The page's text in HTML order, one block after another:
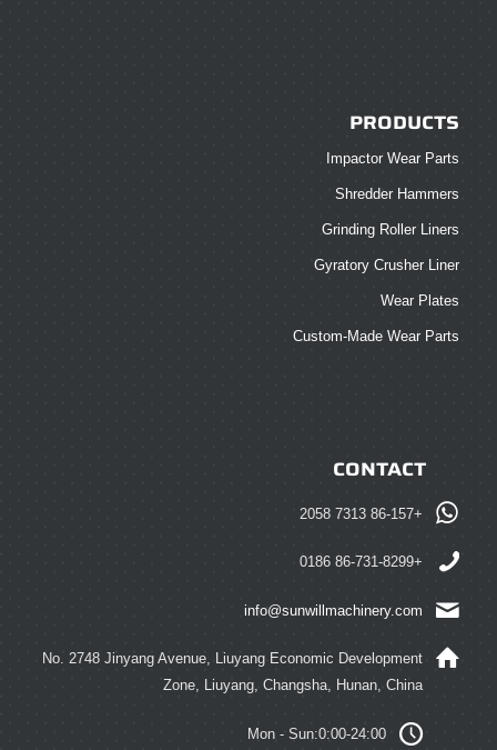
PRODUCTS
Impactor Wear Parts
Shredder Hammers
Grinding Roller Liners
Gyratory Crusher Liner
Wear Plates
Custom-Made Wear Parts
+86-157 7313 2058
+86-731-8299 0186
info@sunwillmachinery.com
No. 2748 Jinyang Avenue, Liuyang Economic Development
Zone, Liuyang, Changsha, Hunan, China
Mon - Sun:0:00-24:00